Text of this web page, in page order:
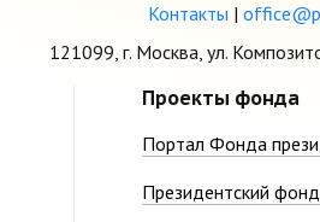
Контакты |
121099, г. Москва, ул.
Проекты фонда
Портал Фонда
Президентский